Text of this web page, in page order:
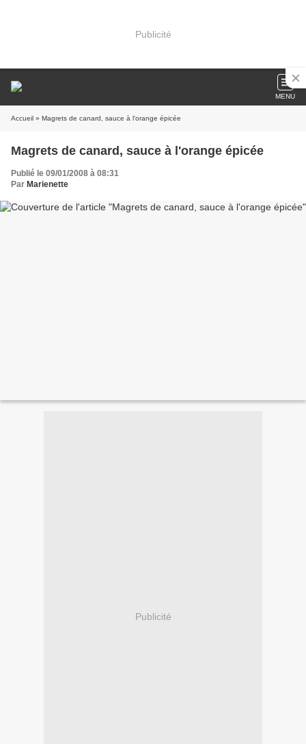
Publicité
MENU
Accueil » Magrets de canard, sauce à l'orange épicée
Magrets de canard, sauce à l'orange épicée
Publié le 09/01/2008 à 08:31
Par Marienette
Publicité